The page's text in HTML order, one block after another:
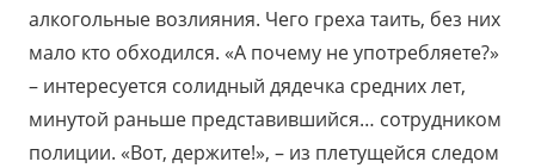
алкогольные возлияния. Чего греха таить, без них
мало кто обходился. «А почему не употребляете?»
– интересуется солидный дядечка средних лет,
минутой раньше представившийся… сотрудником
полиции. «Вот, держите!», – из плетущейся следом